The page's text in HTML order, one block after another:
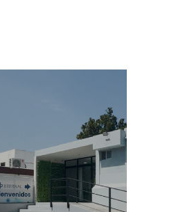
Ver Sucursal